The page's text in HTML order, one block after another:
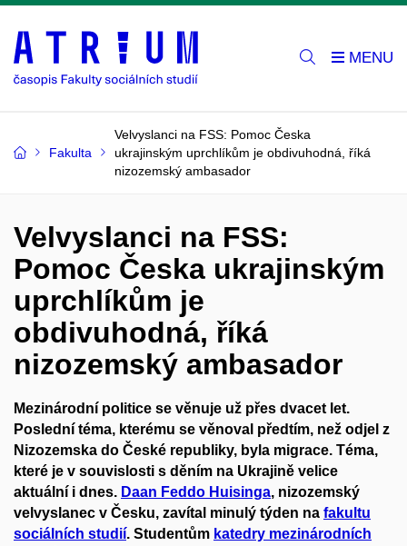
Fakulta
Velvyslanci na FSS: Pomoc Česka
ukrajinským uprchlíkům je obdivuhodná, říká
nizozemský ambasador
Velvyslanci na FSS:
Pomoc Česka ukrajinským
uprchlíkům je
obdivuhodná, říká
nizozemský ambasador
Mezinárodní politice se věnuje už přes dvacet let.
Poslední téma, kterému se věnoval předtím, než odjel z
Nizozemska do České republiky, byla migrace. Téma,
které je v souvislosti s děním na Ukrajině velice
aktuální i dnes. Daan Feddo Huisinga, nizozemský
velvyslanec v Česku, zavítal minulý týden na fakultu
sociálních studií. Studentům katedry mezinárodních